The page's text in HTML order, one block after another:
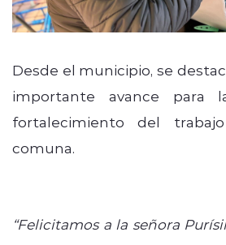
Desde el municipio, se
importante avance para
fortalecimiento del
comuna.
“Felicitamos a la señora